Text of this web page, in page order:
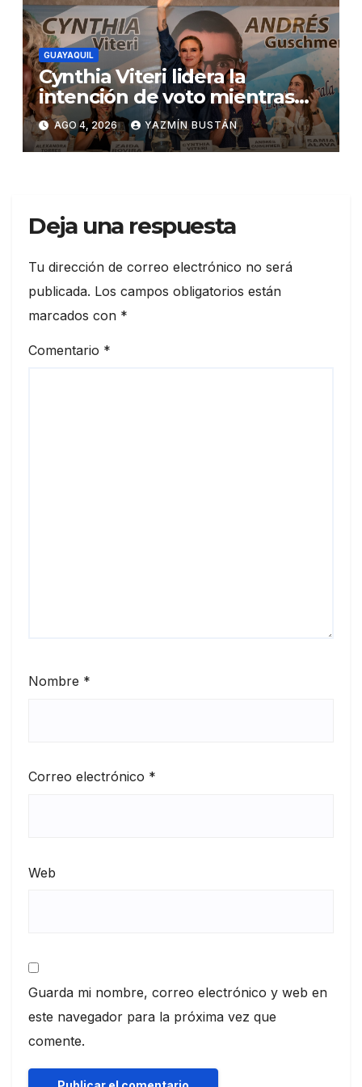
GUAYAQUIL
Cynthia Viteri lidera la
intención de voto mientras
Andrés Guschmer muestra
un destacado crecimiento,
según AtlasIntel
AGO 4, 2026 YAZMÍN BUSTÁN
Deja una respuesta
Tu dirección de correo electrónico no será
publicada. Los campos obligatorios están
marcados con *
Comentario *
Nombre *
Correo electrónico *
Web
Guarda mi nombre, correo electrónico y web en
este navegador para la próxima vez que
comente.